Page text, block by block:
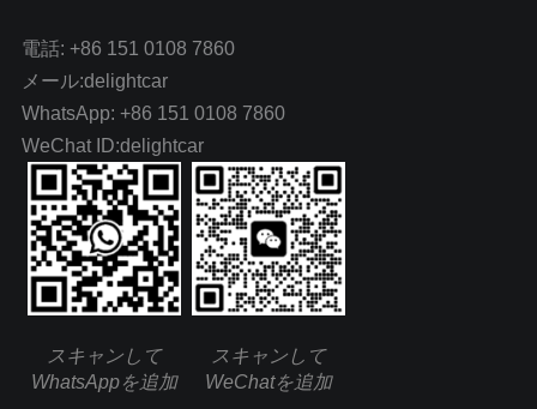
電話: +86 151 0108 7860
メール:delightcar
WhatsApp: +86 151 0108 7860
WeChat ID:delightcar
スキャンして
WhatsAppを追加
スキャンして
WeChatを追加